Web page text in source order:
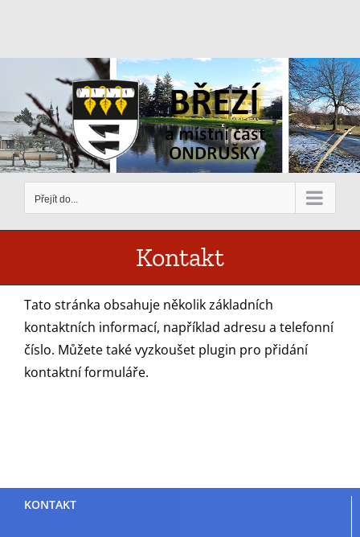
obsah
Přejít do...
Kontakt
Tato stránka obsahuje několik základních
kontaktních informací, například adresu a telefonní
číslo. Můžete také vyzkoušet plugin pro přidání
kontaktní formuláře.
KONTAKT